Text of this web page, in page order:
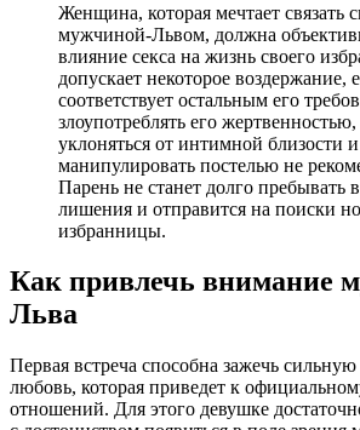
Женщина, которая мечтает связать
мужчиной-Львом, должна
влияние секса на жизнь своего
допускает некоторое воздержание,
соответствует остальным его
злоупотреблять его
уклоняться от интимной близости и
манипулировать постелью не
Парень не станет долго пребывать
лишения и отправится на поиски
избранницы.
Как привлечь внимание
Льва
Первая встреча способна зажечь
любовь, которая приведет к
отношений. Для этого девушке